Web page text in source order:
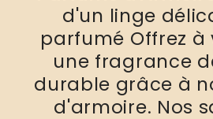
d'un linge
parfumé Offrez à
une fragrance
durable grâce à
d'armoire. Nos